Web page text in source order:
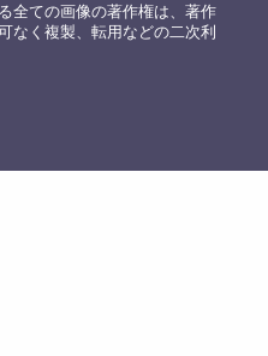
全ての画像の著作権は、著作
なく複製、転用などの二次利